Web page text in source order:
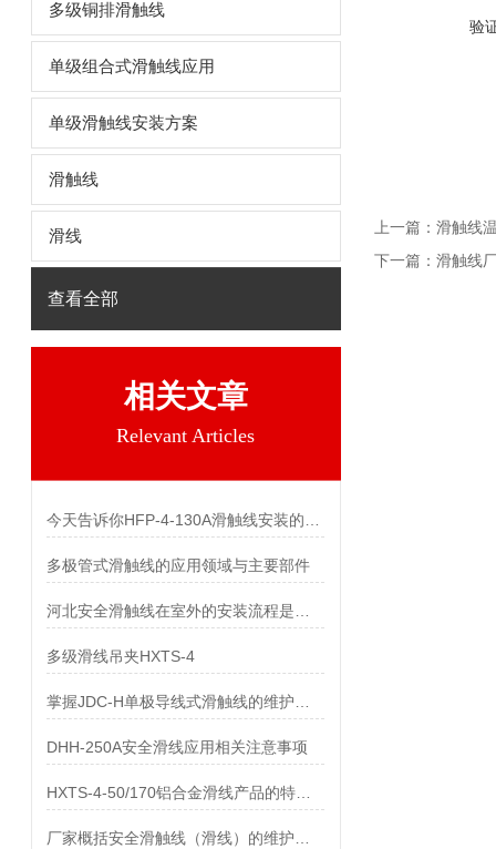
多级铜排滑触线
单级组合式滑触线应用
单级滑触线安装方案
滑触线
滑线
查看全部
相关文章
Relevant Articles
多极管式滑触线的应用领域与主要部件
多级滑线吊夹HXTS-4
DHH-250A安全滑线应用相关注意事项
验
上一篇： 滑触线
下一篇： 滑触线